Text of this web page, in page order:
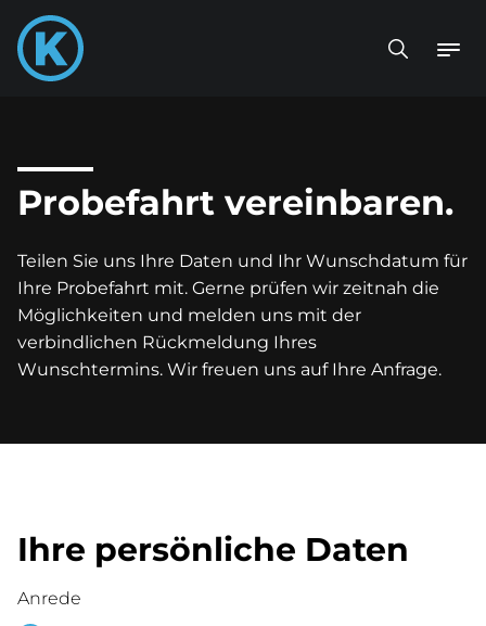
Probefahrt vereinbaren.
Teilen Sie uns Ihre Daten und Ihr Wunschdatum für
Ihre Probefahrt mit. Gerne prüfen wir zeitnah die
Möglichkeiten und melden uns mit der
verbindlichen Rückmeldung Ihres
Wunschtermins. Wir freuen uns auf Ihre Anfrage.
Ihre persönliche Daten
Anrede